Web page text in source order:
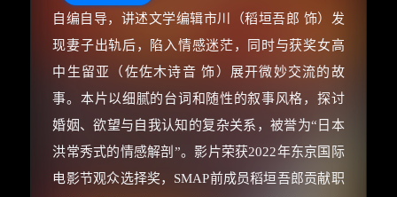
自编自导，讲述文学编辑市川（稻垣吾郎 饰）发
现妻子出轨后，陷入情感迷茫，同时与获奖女高
中生留亚（佐佐木诗音 饰）展开微妙交流的故
事。本片以细腻的台词和随性的叙事风格，探讨
婚姻、欲望与自我认知的复杂关系，被誉为“日本
洪常秀式的情感解剖”。影片荣获2022年东京国际
电影节观众选择奖，SMAP前成员稻垣吾郎贡献职